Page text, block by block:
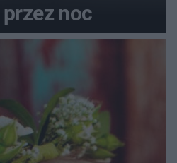
noc